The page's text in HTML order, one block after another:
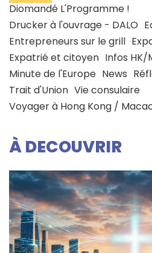
Diomandé L'Programme !
Drucker à l'ouvrage - DALO
Entrepreneurs sur le grill
Expatrié et citoyen Infos HK/
Minute de l'Europe News
Trait d'Union Vie consulaire
Voyager à Hong Kong /
À DECOUVRIR